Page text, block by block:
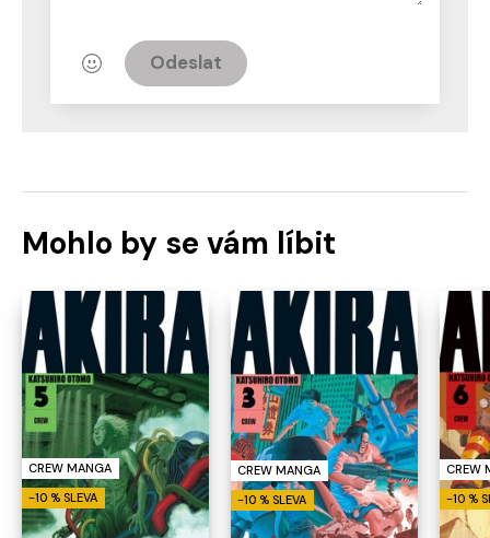
Odeslat
Mohlo by se vám líbit
CREW MANGA
-10 % SLEVA
CREW MANGA
-10 % SLEVA
CREW
-10 %